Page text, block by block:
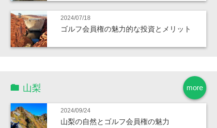
2024/07/18
ゴルフ会員権の魅力的な投資とメリット
more
山梨
2024/09/24
山梨の自然とゴルフ会員権の魅力